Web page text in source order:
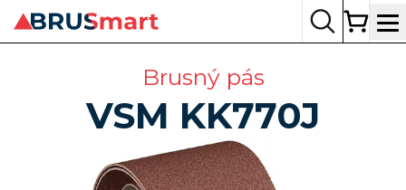
Brusný pás
VSM KK770J